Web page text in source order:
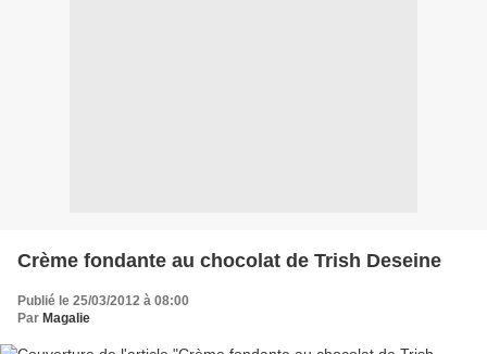
Crème fondante au chocolat de Trish Deseine
Publié le 25/03/2012 à 08:00
Par Magalie